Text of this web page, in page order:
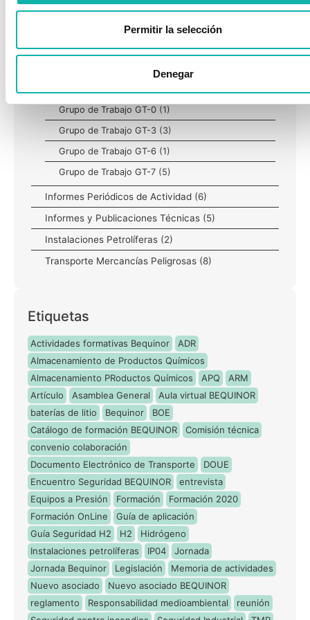
Permitir la selección
Denegar
Solo Asociados(73)
Actualidad Legislativa(11)
Actualidad Legislativa (Trimestral)(19)
Almacenamiento Productos Químicos
Equipos a Presión(15)
Grupo de Trabajo GT-0 (1)
Grupo de Trabajo GT-3 (3)
Grupo de Trabajo GT-6 (1)
Grupo de Trabajo GT-7 (5)
Informes Periódicos de Actividad (6)
Informes y Publicaciones Técnicas (5)
Instalaciones Petrolíferas (2)
Transporte Mercancías Peligrosas (8)
Etiquetas
Actividades formativas Bequinor
ADR
Almacenamiento de Productos Químicos
Almacenamiento PRoductos Químicos
APQ
ARM
Artículo
Asamblea General
Aula virtual BEQUINOR
baterías de litio
Bequinor
BOE
Catálogo de formación BEQUINOR
Comisión técnica
convenio colaboración
Documento Electrónico de Transporte
DOUE
Encuentro Seguridad BEQUINOR
entrevista
Equipos a Presión
Formación
Formación 2020
Formación OnLine
Guía de aplicación
Guía Seguridad H2
H2
Hidrógeno
Instalaciones petrolíferas
IP04
Jornada
Jornada Bequinor
Legislación
Memoria de actividades
Nuevo asociado
Nuevo asociado BEQUINOR
reglamento
Responsabilidad medioambiental
reunión